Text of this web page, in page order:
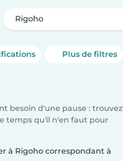
Rigoho
Plus de filtres
besoin d'une pause : trouvez
temps qu'il n'en faut pour
à Rigoho correspondant à